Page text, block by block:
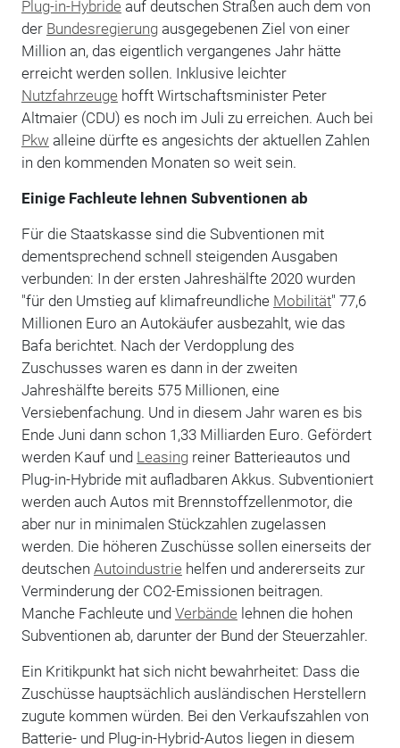
Plug-in-Hybride auf deutschen Straßen auch dem von
der Bundesregierungausgegebenen Ziel von einer
Million an, das eigentlich vergangenes Jahr hätte
erreicht werden sollen. Inklusive leichter
Nutzfahrzeuge hofft Wirtschaftsminister Peter
Altmaier (CDU) es noch im Juli zu erreichen. Auch bei
Pkw alleine dürfte es angesichts der aktuellen Zahlen
in den kommenden Monaten so weit sein.
Einige Fachleute lehnen Subventionen ab
Für die Staatskasse sind die Subventionen mit
dementsprechend schnell steigenden Ausgaben
verbunden: In der ersten Jahreshälfte 2020 wurden
"für den Umstieg auf klimafreundliche Mobilität" 77,6
Millionen Euro an Autokäufer ausbezahlt, wie das
Bafa berichtet. Nach der Verdopplung des
Zuschusses waren es dann in der zweiten
Jahreshälfte bereits 575 Millionen, eine
Versiebenfachung. Und in diesem Jahr waren es bis
Ende Juni dann schon 1,33 Milliarden Euro. Gefördert
werden Kauf und Leasingreiner Batterieautos und
Plug-in-Hybride mit aufladbaren Akkus. Subventioniert
werden auch Autos mit Brennstoffzellenmotor, die
aber nur in minimalen Stückzahlen zugelassen
werden. Die höheren Zuschüsse sollen einerseits der
deutschen Autoindustrie helfen und andererseits zur
Verminderung der CO2-Emissionen beitragen.
Manche Fachleute und Verbände lehnen die hohen
Subventionen ab, darunter der Bund der Steuerzahler.
Ein Kritikpunkt hat sich nicht bewahrheitet: Dass die
Zuschüsse hauptsächlich ausländischen Herstellern
zugute kommen würden. Bei den Verkaufszahlen von
Batterie- und Plug-in-Hybrid-Autos liegen in diesem